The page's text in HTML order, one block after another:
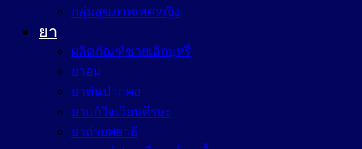
กลุ่มสุขภาพเพศหญิง
ยา
ผลิตภัณฑ์ช่วยเลิกบุหรี่
ยาอม
ยาพ่นปากคอ
ยาแก้วิงเวียนศีรษะ
ยาถ่ายพยาธิ